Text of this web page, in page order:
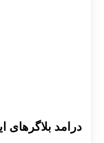
درامد بلاگرهای